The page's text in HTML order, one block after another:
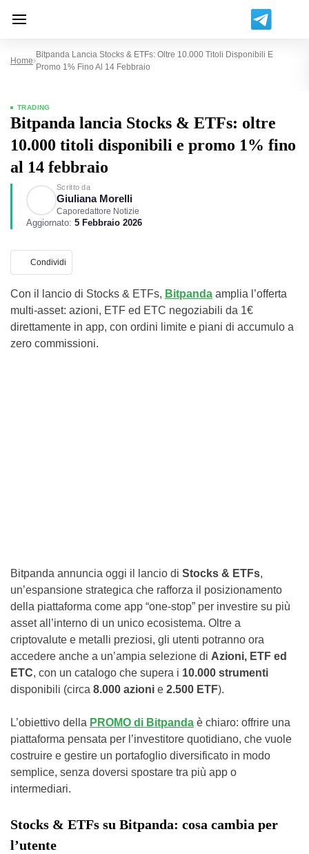
Home
Bitpanda Lancia Stocks & ETFs: Oltre 10.000 Titoli Disponibili E
Promo 1% Fino Al 14 Febbraio
TRADING
Bitpanda lancia Stocks & ETFs: oltre
10.000 titoli disponibili e promo 1% fino
al 14 febbraio
Scritto da
Giuliana Morelli
Caporedattore Notizie
Aggiornato: 5 Febbraio 2026
Condividi
Con il lancio di Stocks & ETFs, Bitpanda amplia l’offerta
multi-asset: azioni, ETF ed ETC negoziabili da 1€
direttamente in app, con ordini limite e piani di accumulo a
zero commissioni.
Bitpanda annuncia oggi il lancio di Stocks & ETFs,
un’espansione strategica che rafforza il posizionamento
della piattaforma come app “one-stop” per investire su più
asset all’interno di un unico ecosistema. Oltre a
criptovalute e metalli preziosi, gli utenti potranno ora
accedere anche a un’ampia selezione di Azioni, ETF ed
ETC, con un catalogo che supera i 10.000 strumenti
disponibili (circa 8.000 azioni e 2.500 ETF).
L’obiettivo della PROMO di Bitpanda è chiaro: offrire una
piattaforma pensata per l’investitore quotidiano, che vuole
costruire e gestire un portafoglio diversificato in modo
semplice, senza doversi spostare tra più app o
intermediari.
Stocks & ETFs su Bitpanda: cosa cambia per
l’utente